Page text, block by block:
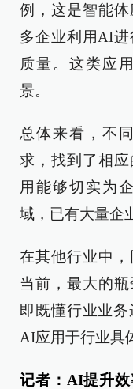
例，这是智能
多企业利用AI
质量。这类应
景。
总体来看，不
求，找到了相
用能够切实为
域，已有大量企
在其他行业中，
当前，最大的
即既懂行业业
AI应用于行业具
记者：AI提升